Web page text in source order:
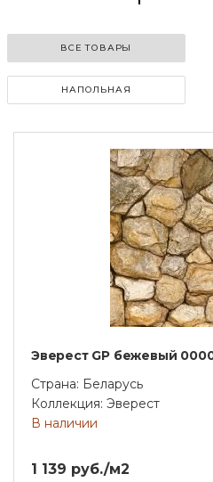
ВСЕ ТОВАРЫ
НАПОЛЬНАЯ
Эверест GP бежевый
Страна: Беларусь
Коллекция: Эверест
В наличии
1 139 руб./м2